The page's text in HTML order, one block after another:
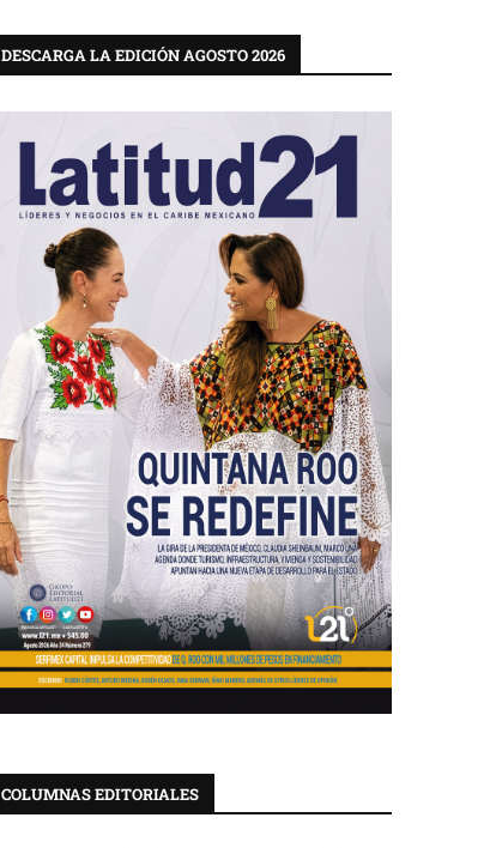
DESCARGA LA EDICIÓN AGOSTO 2026
COLUMNAS EDITORIALES